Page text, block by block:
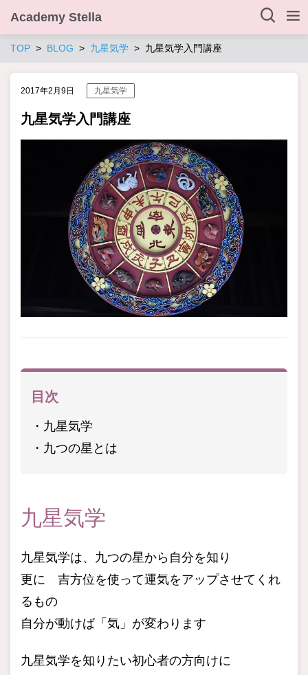
Academy Stella
TOP BLOG 九星気学 九星気学入門講座
2017年2月9日 九星気学
九星気学入門講座
目次
九星気学
九つの星とは
九星気学
九星気学は、九つの星から自分を知り
更に 吉方位を使って運気をアップさせてくれ
るもの
自分が動けば「気」が変わります
九星気学を知りたい初心者の方向けに